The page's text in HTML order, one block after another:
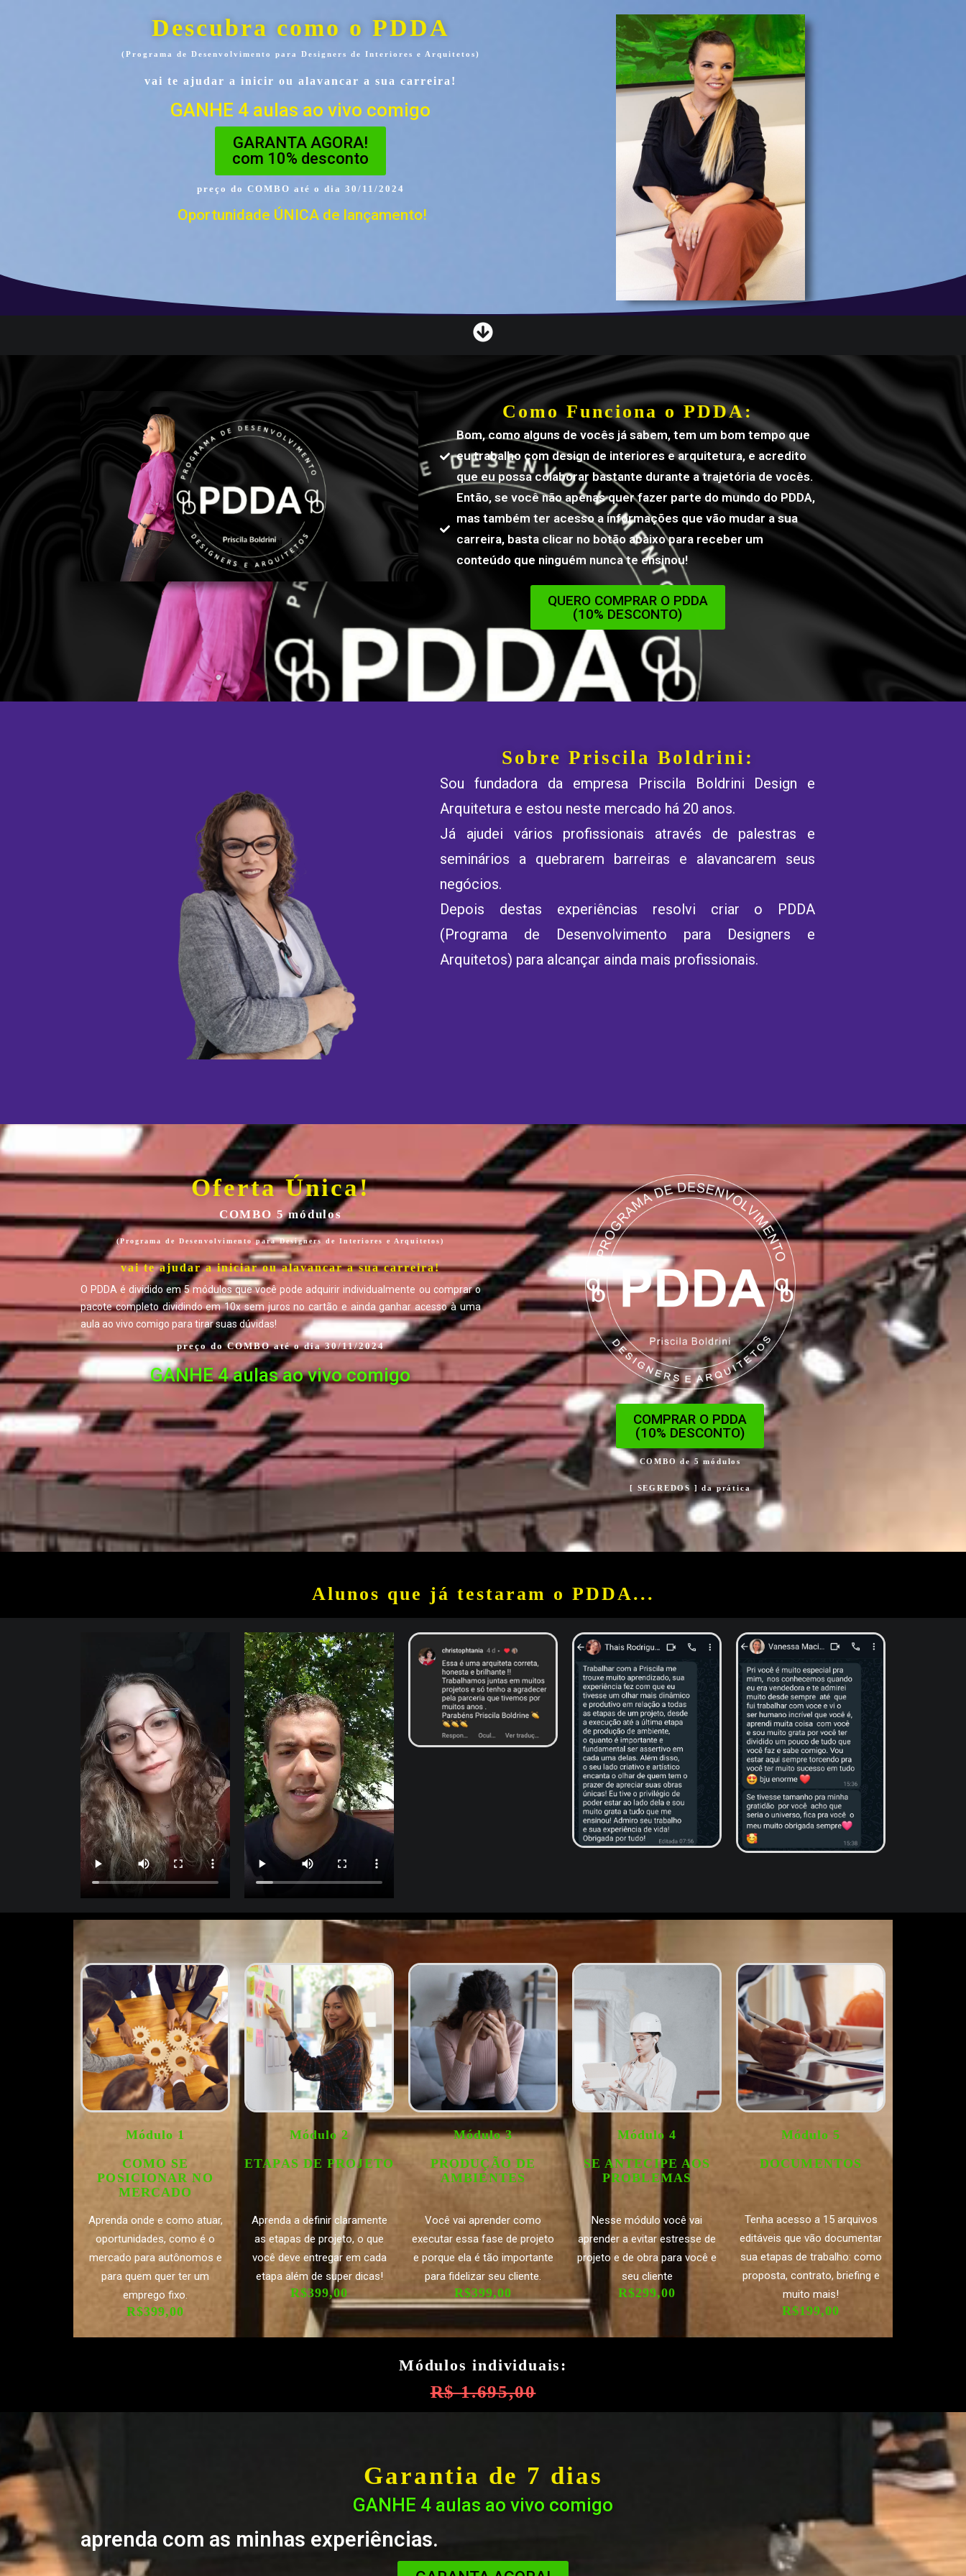
Descubra como o PDDA
(Programa de Desenvolvimento para Designers de Interiores e Arquitetos)
vai te ajudar a inicir ou alavancar a sua carreira!
GANHE 4 aulas ao vivo comigo
GARANTA AGORA!
com 10% desconto
preço do COMBO até o dia 30/11/2024
Oportunidade ÚNICA de lançamento!
Como Funciona o PDDA:
Bom, como alguns de vocês já sabem, tem um bom tempo que
eu trabalho com design de interiores e arquitetura, e acredito
que eu possa colaborar bastante durante a trajetória de vocês.
Então, se você não apenas quer fazer parte do mundo do PDDA,
mas também ter acesso a informações que vão mudar a sua
carreira, basta clicar no botão abaixo para receber um
conteúdo que ninguém nunca te ensinou!
QUERO COMPRAR O PDDA
(10% DESCONTO)
Sobre Priscila Boldrini:
Sou fundadora da empresa Priscila Boldrini Design e
Arquitetura e estou neste mercado há 20 anos.
Já ajudei vários profissionais através de palestras e
seminários a quebrarem barreiras e alavancarem seus
negócios.
Depois destas experiências resolvi criar o PDDA
(Programa de Desenvolvimento para Designers e
Arquitetos) para alcançar ainda mais profissionais.
Oferta Única!
COMBO 5 módulos
(Programa de Desenvolvimento para Designers de Interiores e Arquitetos)
vai te ajudar a iniciar ou alavancar a sua carreira!
O PDDA é dividido em 5 módulos que você pode adquirir individualmente ou comprar o
pacote completo dividindo em 10x sem juros no cartão e ainda ganhar acesso à uma
aula ao vivo comigo para tirar suas dúvidas!
preço do COMBO até o dia 30/11/2024
GANHE 4 aulas ao vivo comigo
COMPRAR O PDDA
(10% DESCONTO)
COMBO de 5 módulos
[ SEGREDOS ] da prática
Alunos que já testaram o PDDA...
Módulo 1
COMO SE
POSICIONAR NO
MERCADO
Aprenda onde e como atuar,
oportunidades, como é o
mercado para autônomos e
para quem quer ter um
emprego fixo.
R$399,00
Módulo 2
ETAPAS DE PROJETO
Aprenda a definir claramente
as etapas de projeto, o que
você deve entregar em cada
etapa além de super dicas!
R$399,00
Módulo 3
PRODUÇÃO DE
AMBIENTES
Você vai aprender como
executar essa fase de projeto
e porque ela é tão importante
para fidelizar seu cliente.
R$399,00
Módulo 4
SE ANTECIPE AOS
PROBLEMAS
Nesse módulo você vai
aprender a evitar estresse de
projeto e de obra para você e
seu cliente
R$299,00
Módulo 5
DOCUMENTOS
Tenha acesso a 15 arquivos
editáveis que vão documentar
sua etapas de trabalho: como
proposta, contrato, briefing e
muito mais!
R$199,00
Módulos individuais:
R$ 1.695,00
Garantia de 7 dias
GANHE 4 aulas ao vivo comigo
aprenda com as minhas experiências.